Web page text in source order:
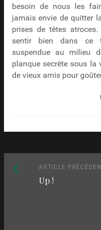
besoin de nous les
jamais envie de quitter
prises de têtes
sentir bien dans ce
suspendue au milieu
planque secrète sous la
de vieux amis pour
parmi
ARTICLE
Up !